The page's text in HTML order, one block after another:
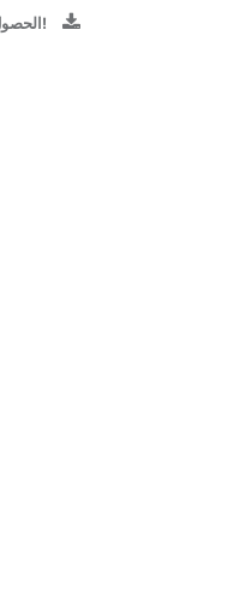
الحصول على البيانات والاتجاهات!